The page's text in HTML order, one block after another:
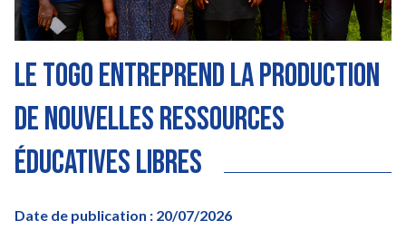
Le Togo entreprend la production
de nouvelles ressources
éducatives libres
Date de publication : 20/07/2026